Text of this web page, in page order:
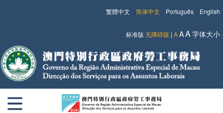
English
Português
简体中文
繁體中文
标准版 无障碍版 | AAA字体大小